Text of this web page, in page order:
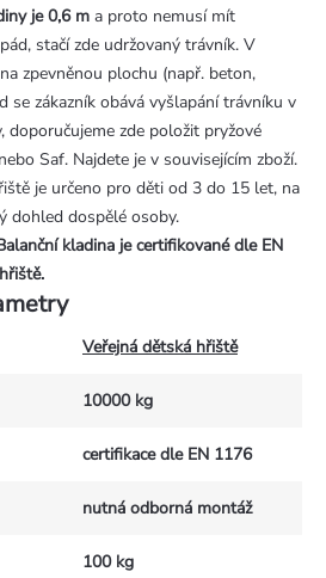
je 0,6 m a proto nemusí mít
stačí zde udržovaný trávník. V
zpevněnou plochu (např. beton,
se zákazník obává vyšlapání trávníku v
doporučujeme zde položit pryžové
Saf. Najdete je v souvisejícím zboží.
je určeno pro děti od 3 do 15 let, na
dohled dospělé osoby.
kladina je certifikované dle EN
Veřejná dětská hřiště
10000 kg
certifikace dle EN 1176
nutná odborná montáž
100 kg